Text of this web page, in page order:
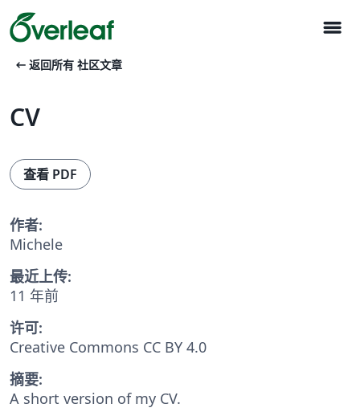
menu
arrow_left_alt 返回所有 社区文章
CV
查看 PDF
作者:
Michele
最近上传:
11 年前
许可:
Creative Commons CC BY 4.0
摘要:
A short version of my CV.